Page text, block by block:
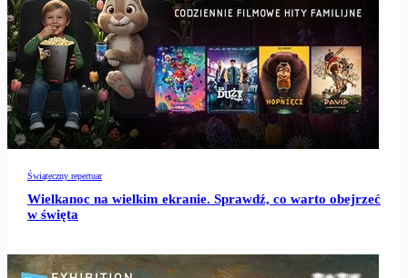
Świąteczny repertuar
Wielkanoc na wielkim ekranie. Sprawdź, co warto obejrzeć
w święta